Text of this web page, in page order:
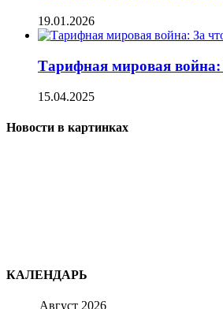
19.01.2026
Тарифная мировая
15.04.2025
Новости в картинках
КАЛЕНДАРЬ
Август 2026